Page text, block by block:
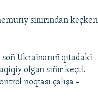
sıñırından keçken
Ukrainanıñ qıtadaki
olğan sıñır keçti.
noqtası çalışa –